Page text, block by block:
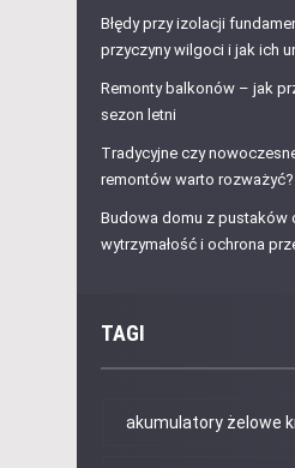
Błędy przy izolacji
przyczyny wilgoci i jak ich
Remonty balkonów – jak
sezon letni
Tradycyjne czy
remontów warto rozważyć?
Budowa domu z pustaków
wytrzymałość i ochrona
TAGI
akumulatory żelowe